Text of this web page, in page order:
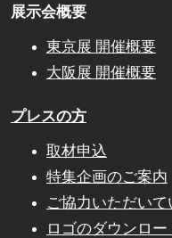
展示会概要
東京展 開催概要
大阪展 開催概要
プレスの方
取材申込
特集企画のご案内
ご協力いただい
ロゴのダウンロー